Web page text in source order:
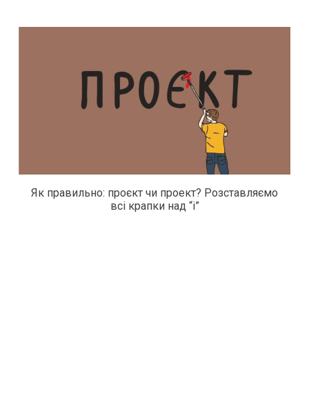
Як правильно: проєкт чи проект? Розставляємо
всі крапки над “і”